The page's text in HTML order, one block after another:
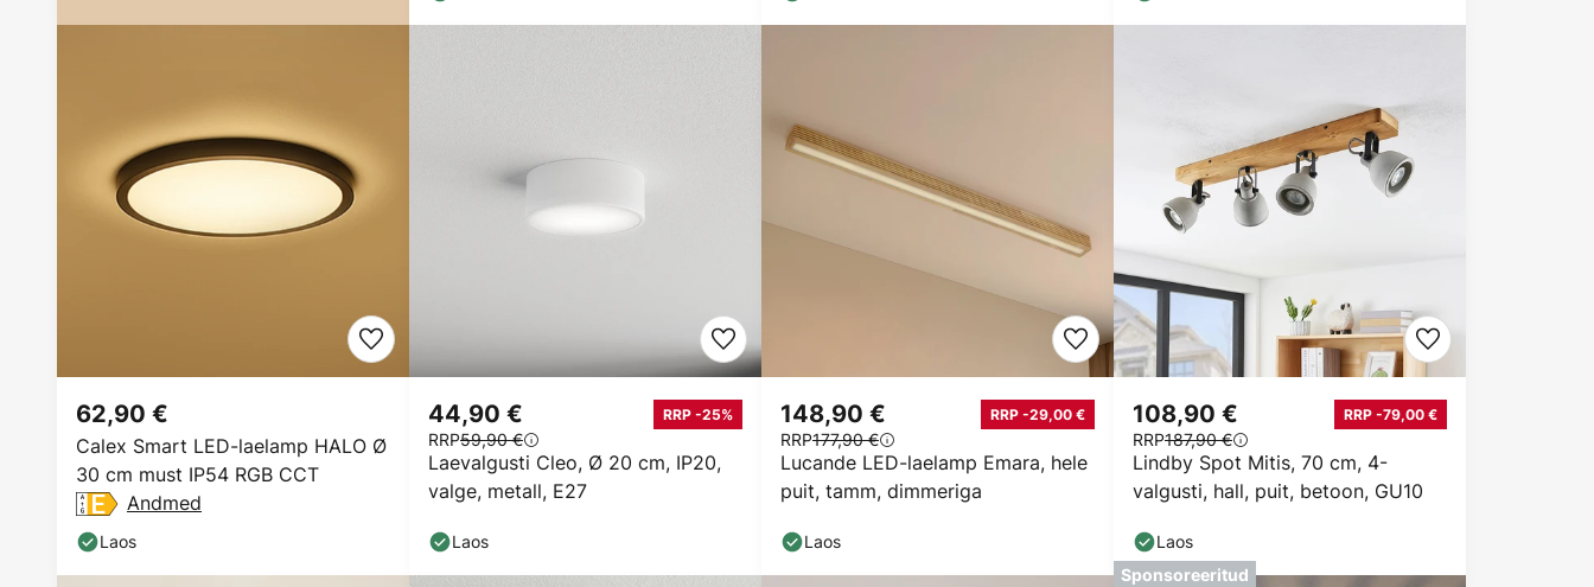
Calex Smart LED-laelamp HALO Ø
30 cm must IP54 RGB CCT
62,90 €
Andmed
Laos
Laevalgusti Cleo, Ø 20 cm, IP20,
valge, metall, E27
44,90 € RRP -25%
RRP59,90 €
Laos
Lucande LED-laelamp Emara, hele
puit, tamm, dimmeriga
148,90 € RRP -29,00 €
RRP177,90 €
Laos
Lindby Spot Mitis, 70 cm, 4-
valgusti, hall, puit, betoon, GU10
108,90 € RRP -79,00 €
RRP187,90 €
Laos
Sponsoreeritud